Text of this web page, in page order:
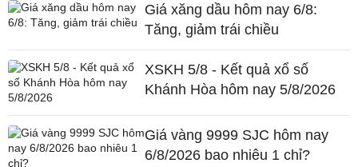
Giá xăng dầu hôm nay 6/8:
Tăng, giảm trái chiều
XSKH 5/8 - Kết quả xổ số
Khánh Hòa hôm nay 5/8/2026
Giá vàng 9999 SJC hôm nay
6/8/2026 bao nhiêu 1 chỉ?